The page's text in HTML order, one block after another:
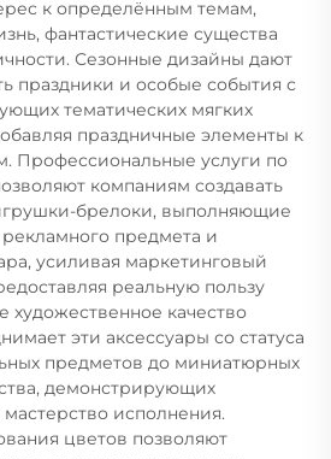
к определённым темам,
фантастические существа
Сезонные дизайны дают
праздники и особые события с
тематических мягких
праздничные элементы к
Профессиональные услуги по
компаниям создавать
брелоки, выполняющие
предмета и
усиливая маркетинговый
реальную пользу
художественное качество
эти аксессуары со статуса
предметов до миниатюрных
демонстрирующих
исполнения.
цветов позволяют